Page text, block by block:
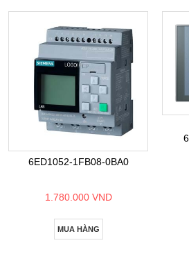
6ED1052-1FB08-0BA0
1.780.000 VND
MUA HÀNG